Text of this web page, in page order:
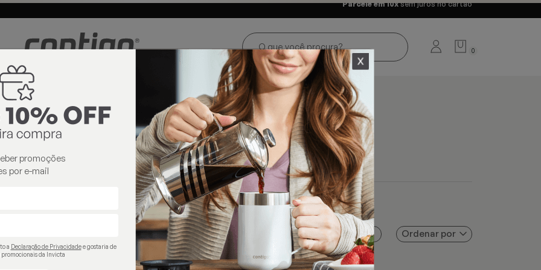
e Centro-
Loja oficialInvicta® no Brasil Parcele em 10xsem juros no cartão
0
ofertas
Filtros Ordenar por
promoções
por e-mail
a Declaração de Privacidadee gostaria de
da Invicta